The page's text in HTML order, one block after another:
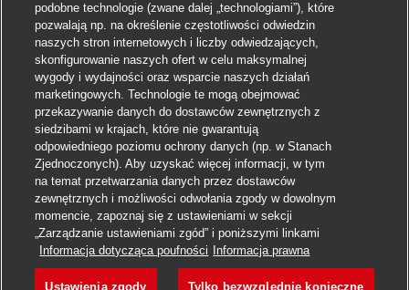
Aplikuj
podobne technologie (zwane dalej „technologiami”), które
pozwalają np. na określenie częstotliwości odwiedzin
naszych stron internetowych i liczby odwiedzających,
skonfigurowanie naszych ofert w celu maksymalnej
wygody i wydajności oraz wsparcie naszych działań
marketingowych. Technologie te mogą obejmować
przekazywanie danych do dostawców zewnętrznych z
siedzibami w krajach, które nie gwarantują
odpowiedniego poziomu ochrony danych (np. w Stanach
Zjednoczonych). Aby uzyskać więcej informacji, w tym
na temat przetwarzania danych przez dostawców
zewnętrznych i możliwości odwołania zgody w dowolnym
momencie, zapoznaj się z ustawieniami w sekcji
„Zarządzanie ustawieniami zgód” i poniższymi linkami
Informacja dotycząca poufności
Informacja prawna
Ustawienia zgody Tylko bezwzględnie konieczne